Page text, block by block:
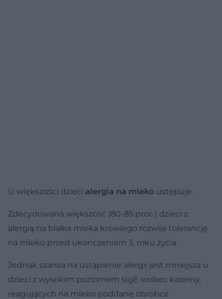
U większości dzieci alergia na mleko ustępuje.
Zdecydowana większość (80-85 proc.) dzieci z
alergią na białka mleka krowiego rozwija tolerancję
na mleko przed ukończeniem 5. roku życia.
Jednak szansa na ustąpienie alergii jest mniejsza u
dzieci z wysokim poziomem sIgE wobec kazeiny,
reagujących na mleko poddane obróbce